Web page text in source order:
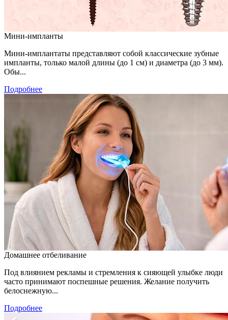
Мини-импланты
Мини-имплантаты представляют собой классические зубные
импланты, только малой длины (до 1 см) и диаметра (до 3 мм).
Обы...
Подробнее
Домашнее отбеливание
Под влиянием рекламы и стремления к сияющей улыбке люди
часто принимают поспешные решения. Желание получить
белоснежную...
Подробнее